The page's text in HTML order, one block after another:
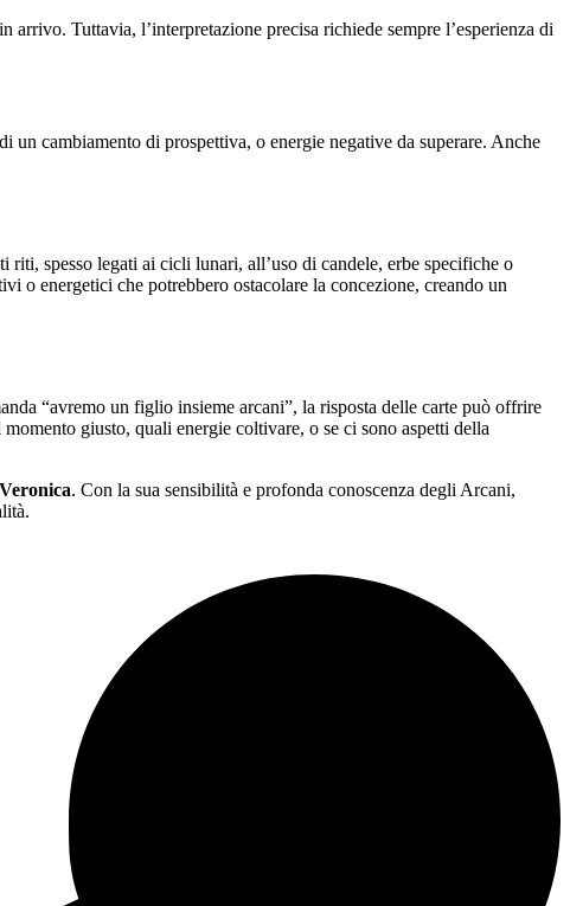
Tuttavia, l’interpretazione precisa richiede sempre l’esperienza di
cambiamento di prospettiva, o energie negative da superare. Anche
spesso legati ai cicli lunari, all’uso di candele, erbe specifiche o
o energetici che potrebbero ostacolare la concezione, creando un
“avremo un figlio insieme arcani”, la risposta delle carte può offrire
giusto, quali energie coltivare, o se ci sono aspetti della
. Con la sua sensibilità e profonda conoscenza degli Arcani,